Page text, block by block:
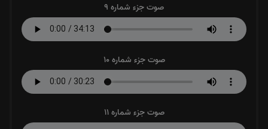
صوت جزء شماره 9
صوت جزء شماره 10
صوت جزء شماره 11